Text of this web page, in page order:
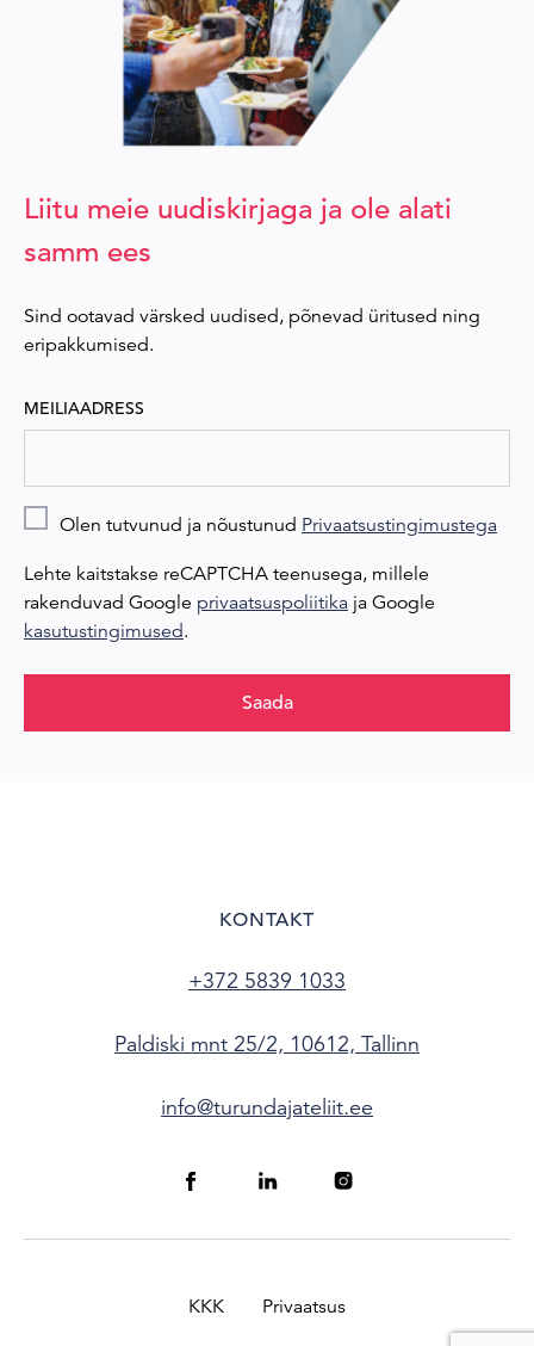
Liitu meie uudiskirjaga ja ole alati
samm ees
Sind ootavad värsked uudised, põnevad üritused ning
eripakkumised.
MEILIAADRESS
Olen tutvunud ja nõustunud Privaatsustingimustega
Lehte kaitstakse reCAPTCHA teenusega, millele
rakenduvad Google privaatsuspoliitika ja Google
kasutustingimused.
Saada
KONTAKT
+372 5839 1033
Paldiski mnt 25/2, 10612, Tallinn
info@turundajateliit.ee
KKK Privaatsus